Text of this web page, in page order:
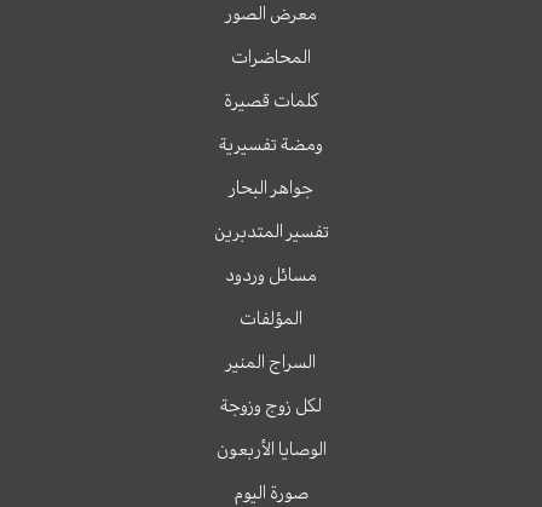
معرض الصور
المحاضرات
كلمات قصيرة
ومضة تفسيرية
جواهر البحار
تفسير المتدبرين
مسائل وردود
المؤلفات
السراج المنير
لكل زوج وزوجة
الوصايا الأربعون
صورة اليوم